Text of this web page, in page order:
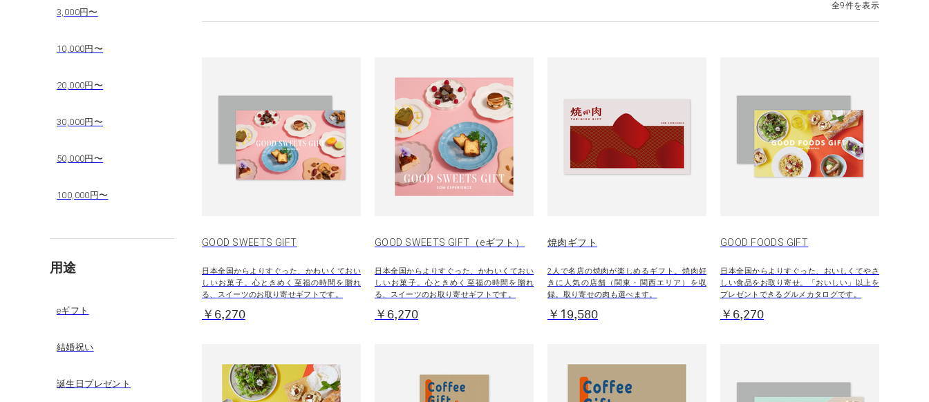
3,000円〜
10,000円〜
20,000円〜
30,000円〜
50,000円〜
100,000円〜
用途
eギフト
結婚祝い
誕生日プレゼント
全9件を表示
GOOD SWEETS GIFT
日本全国からよりすぐった、かわいくておい
しいお菓子。心ときめく至福の時間を贈れ
る、スイーツのお取り寄せギフトです。
￥6,270
GOOD SWEETS GIFT（eギフト）
日本全国からよりすぐった、かわいくておい
しいお菓子。心ときめく至福の時間を贈れ
る、スイーツのお取り寄せギフトです。
￥6,270
焼肉ギフト
2人で名店の焼肉が楽しめるギフト。焼肉好
きに人気の店舗（関東・関西エリア）を収
録。取り寄せの肉も選べます。
￥19,580
GOOD FOODS GIFT
日本全国からよりすぐった、おいしくてやさ
しい食品をお取り寄せ。「おいしい」以上を
プレゼントできるグルメカタログです。
￥6,270